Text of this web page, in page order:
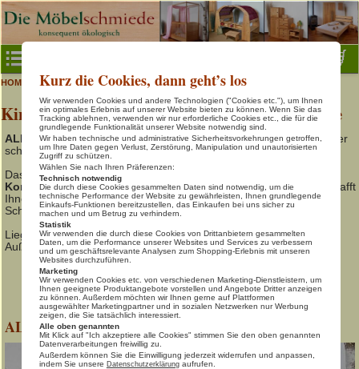
Baby- & Kinderzimmer
Baby- & Kinderbetten
Gäste- & Jugendbetten
Kinder- & Jugendschreibtische
Natur-Spielmöbel
Regale- & Würfelsysteme
Home Office
Schöner Wohnen
Schlafen in Natur
Tische, Bänke, Stühle
Info & Kontakt
Warenkorb
HOME Baby- & Kinderzimmer>Alina
Kinderzimmer »ALINA« aus massiver Bio-Erle
ALINA Kinderbett- unser wunderschönes Kinderbett aus massiver
schadstoffkontrollierterBio-Erle!
Das Kinderbett in Kombination mit dem
KommodemitWickelauflageund dem praktischenRegal
verschafft
Ihnen eine liebevolle Kinderzimmereinrichtung mit natürlicher
Schönheit.
Liegefläche: L 140 x B 70 cm
Außenmaße: L 150 x B 78 x H 90 cm
ALINA - Kinderbett 70 / 140 cm
Kurz die Cookies, dann geht’s los
Wir verwenden Cookies und andere Technologien ("Cookies etc."), um Ihnen
ein optimales Erlebnis auf unserer Website bieten zu können. Wenn Sie das
Tracking ablehnen, verwenden wir nur erforderliche Cookies etc., die für die
grundlegende Funktionalität unserer Website notwendig sind.
Wir haben technische und administrative Sicherheitsvorkehrungen getroffen,
um Ihre Daten gegen Verlust, Zerstörung, Manipulation und unautorisierten
Zugriff zu schützen.
Wählen Sie nach Ihren Präferenzen:
Technisch notwendig
Die durch diese Cookies gesammelten Daten sind notwendig, um die
technische Performance der Website zu gewährleisten, Ihnen grundlegende
Einkaufs-Funktionen bereitzustellen, das Einkaufen bei uns sicher zu
machen und um Betrug zu verhindern.
Statistik
Wir verwenden die durch diese Cookies von Drittanbietern gesammelten
Daten, um die Performance unserer Websites und Services zu verbessern
und um geschäftsrelevante Analysen zum Shopping-Erlebnis mit unseren
Websites durchzuführen.
Marketing
Wir verwenden Cookies etc. von verschiedenen Marketing-Dienstleistern, um
Ihnen geeignete Produktangebote vorstellen und Angebote Dritter anzeigen
zu können. Außerdem möchten wir Ihnen gerne auf Plattformen
ausgewählter Marketingpartner und in sozialen Netzwerken nur Werbung
zeigen, die Sie tatsächlich interessiert.
Alle oben genannten
Mit Klick auf "Ich akzeptiere alle Cookies" stimmen Sie den oben genannten
Datenverarbeitungen freiwillig zu.
Außerdem können Sie die Einwilligung jederzeit widerrufen und anpassen,
indem Sie unsere Datenschutzerklärungaufrufen.